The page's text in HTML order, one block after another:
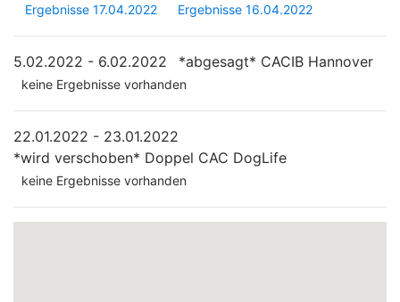
Ergebnisse 17.04.2022 Ergebnisse 16.04.2022
5.02.2022 - 6.02.2022 *abgesagt* CACIB Hannover
keine Ergebnisse vorhanden
22.01.2022 - 23.01.2022
*wird verschoben* Doppel CAC DogLife
keine Ergebnisse vorhanden